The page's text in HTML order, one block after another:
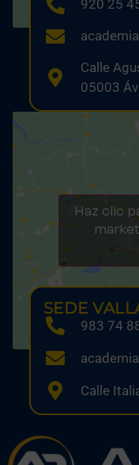
920 25
Calle
05003
Haz clic
SEDE
983 74
Calle